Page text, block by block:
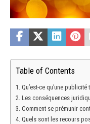
Table of Contents
Qu’est-ce qu’une publicité
Les conséquences
Comment se prémunir
Quels sont les recours